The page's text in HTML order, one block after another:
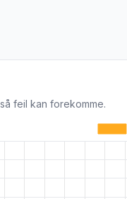
feil kan forekomme.